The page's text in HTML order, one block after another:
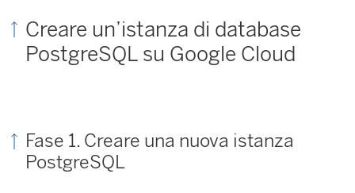
Creare un’istanza di database
PostgreSQL su Google Cloud
Fase 1. Creare una nuova istanza
PostgreSQL